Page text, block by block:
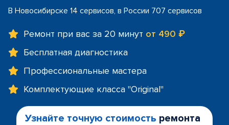
В Новосибирске 14 сервисов, в России 707 сервисов
Ремонт при вас за 20 минут от 490 ₽
Бесплатная диагностика
Профессиональные мастера
Комплектующие класса "Original"
Узнайте точную стоимость ремонта